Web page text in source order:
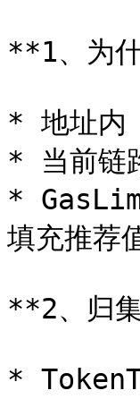
**1、为
* 地址内
* 当前链
*
填充推荐
**2、归
*